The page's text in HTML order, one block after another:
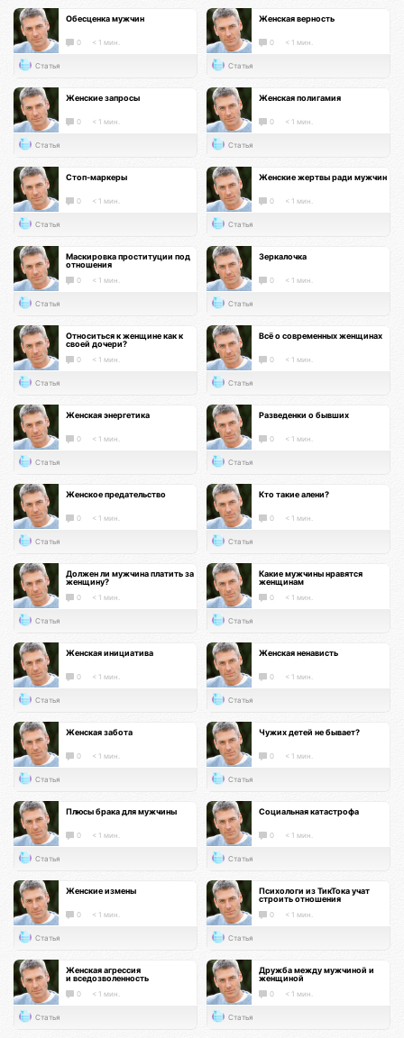
Обесценка мужчин
0 < 1 мин.
Статья
Женская верность
0 < 1 мин.
Статья
Женские запросы
0 < 1 мин.
Статья
Женская полигамия
0 < 1 мин.
Статья
Стоп-маркеры
0 < 1 мин.
Статья
Женские жертвы ради мужчин
0 < 1 мин.
Статья
Маскировка проституции под
отношения
0 < 1 мин.
Статья
Зеркалочка
0 < 1 мин.
Статья
Относиться к женщине как к
своей дочери?
0 < 1 мин.
Статья
Всё о современных женщинах
0 < 1 мин.
Статья
Женская энергетика
0 < 1 мин.
Статья
Разведенки о бывших
0 < 1 мин.
Статья
Женское предательство
0 < 1 мин.
Статья
Кто такие алени?
0 < 1 мин.
Статья
Должен ли мужчина платить за
женщину?
0 < 1 мин.
Статья
Какие мужчины нравятся
женщинам
0 < 1 мин.
Статья
Женская инициатива
0 < 1 мин.
Статья
Женская ненависть
0 < 1 мин.
Статья
Женская забота
0 < 1 мин.
Статья
Чужих детей не бывает?
0 < 1 мин.
Статья
Плюсы брака для мужчины
0 < 1 мин.
Статья
Социальная катастрофа
0 < 1 мин.
Статья
Женские измены
0 < 1 мин.
Статья
Психологи из ТикТока учат
строить отношения
0 < 1 мин.
Статья
Женская агрессия
и вседозволенность
0 < 1 мин.
Статья
Дружба между мужчиной и
женщиной
0 < 1 мин.
Статья